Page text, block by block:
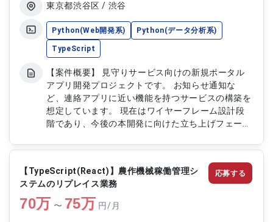
東京都渋谷区 / 渋谷
Python(Web開発系) Python(データ分析系)
TypeScript
【案件概要】 見守りサービス向けの新規ポータル
アプリ開発プロジェクトです。 お知らせ通知な
ど、連絡アプリに近い機能を持つサービスの構築を
想定しています。 現在はワイヤーフレーム設計段
階であり、今後の本開発に向けた立ち上げフェーズ
中心にご担当いただきます。 【作業内容】 ・ポー
タルアプリの設計および実装対応 ・通知機能など
各種機能開発 ・テスト工程の実施および品質担保
・チームメンバーとの連携による開発推進
【TypeScript(React)】農作機械稼働管理シ
ステムのリプレイス業務
70万 〜 75万 円/月
応募する